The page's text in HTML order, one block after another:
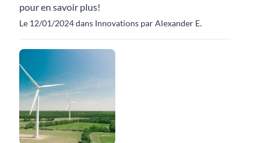
pour en savoir plus!
Le 12/01/2024 dans Innovations par Alexander E.